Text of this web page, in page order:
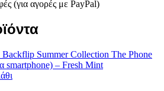
(για αγορές με PayPal)